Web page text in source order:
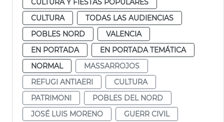
CULTURA
TODAS LAS AUDIENCIAS
POBLES NORD
VALENCIA
EN PORTADA
EN PORTADA TEMÁTICA
NORMAL
MASSARROJOS
REFUGI ANTIAERI
CULTURA
PATRIMONI
POBLES DEL NORD
JOSÉ LUIS MORENO
GUERR CIVIL